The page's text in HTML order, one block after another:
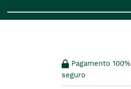
Pagamento 100%
seguro